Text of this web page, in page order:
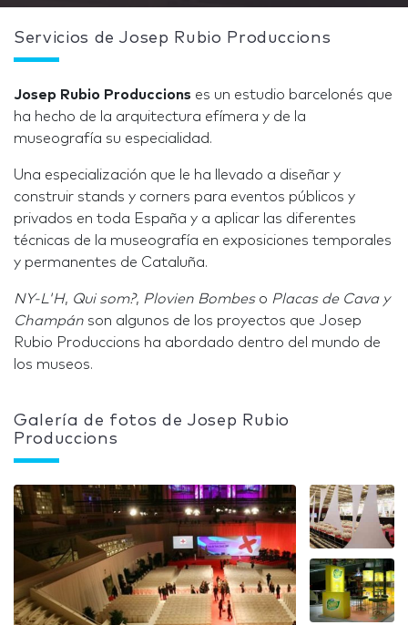
Servicios de Josep Rubio Produccions
Josep Rubio Produccions es un estudio barcelonés que
ha hecho de la arquitectura efímera y de la
museografía su especialidad.
Una especialización que le ha llevado a diseñar y
construir stands y corners para eventos públicos y
privados en toda España y a aplicar las diferentes
técnicas de la museografía en exposiciones temporales
y permanentes de Cataluña.
NY-L'H, Qui som?, Plovien Bombeso Placas de Cava y
Champán son algunos de los proyectos que Josep
Rubio Produccions ha abordado dentro del mundo de
los museos.
Galería de fotos de Josep Rubio
Produccions